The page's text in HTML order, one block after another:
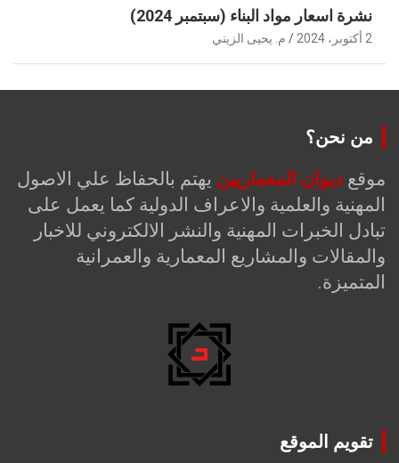
نشرة اسعار مواد البناء (سبتمبر 2024)
2 أكتوبر، 2024 م. يحيى الزيني
من نحن؟
موقع ديوان المعماريين يهتم بالحفاظ علي الاصول
المهنية والعلمية والاعراف الدولية كما يعمل على
تبادل الخبرات المهنية والنشر الالكتروني للاخبار
والمقالات والمشاريع المعمارية والعمرانية
المتميزة.
تقويم الموقع